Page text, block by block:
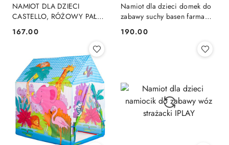
NAMIOT DLA DZIECI
CASTELLO, RÓŻOWY PAŁAC
ZAMEK, IPLAY
Cena:
167.00
Namiot dla dzieci domek do
zabawy suchy basen farma
Cena:
190.00